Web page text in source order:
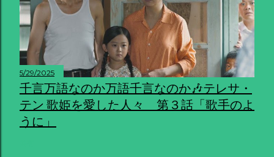
5/29/2025
千言万語なのか万語千言なのか🎶テレサ・
テン 歌姫を愛した人々 第３話「歌手のよ
うに」